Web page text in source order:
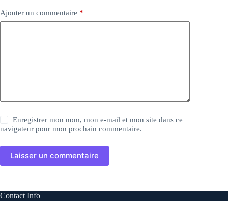
Ajouter un commentaire *
Enregistrer mon nom, mon e-mail et mon site dans ce
navigateur pour mon prochain commentaire.
Laisser un commentaire
Contact Info